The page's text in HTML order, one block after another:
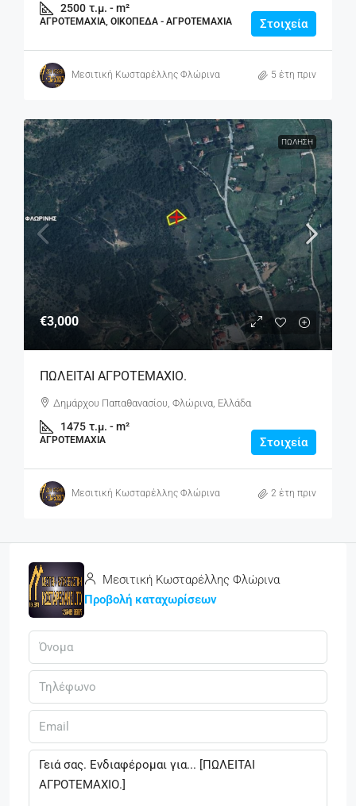
2500 τ.μ. - m²
ΑΓΡΟΤΕΜΆΧΙΑ, ΟΙΚΌΠΕΔΑ - ΑΓΡΟΤΕΜΆΧΙΑ Στοιχεία
Μεσιτική Κωσταρέλλης Φλώρινα 5 έτη πριν
ΠΏΛΗΣΗ
€3,000
ΠΩΛΕΙΤΑΙ ΑΓΡΟΤΕΜΑΧΙΟ.
Δημάρχου Παπαθανασίου, Φλώρινα, Ελλάδα
1475 τ.μ. - m²
ΑΓΡΟΤΕΜΆΧΙΑ Στοιχεία
Μεσιτική Κωσταρέλλης Φλώρινα 2 έτη πριν
Μεσιτική Κωσταρέλλης Φλώρινα
Προβολή καταχωρίσεων